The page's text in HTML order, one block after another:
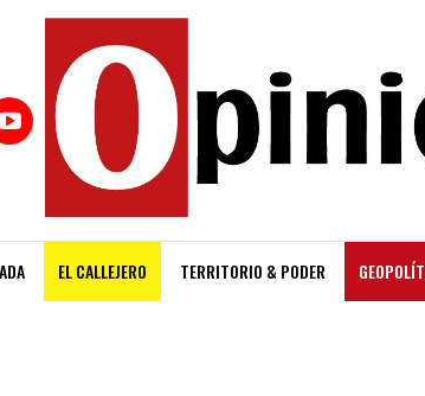
EL CALLEJERO TERRITORIO & PODER